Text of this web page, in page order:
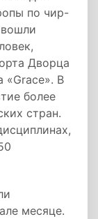
по чир-
Дворца
«Grace». В
более
стран.
месяце.